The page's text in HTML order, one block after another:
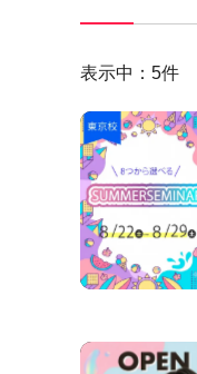
表示中： 5件